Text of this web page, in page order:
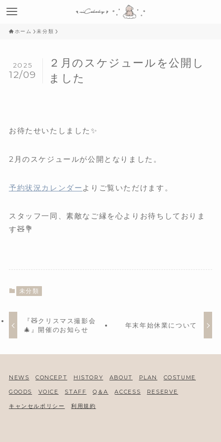
ホーム 未分類
２月のスケジュールを公開し
ました
2025
12/09
お待たせいたしました✨
2月のスケジュールが公開となりました。
予約状況カレンダー よりご覧いただけます。
スタッフ一同、素敵なご縁を心よりお待ちしておりま
す🧸💐
未分類
『🧸クリスマス撮影会
🎄』開催のお知らせ
年末年始休業について
NEWS CONCEPT HISTORY ABOUT PLAN COSTUME
GOODS VOICE STAFF Q＆A ACCESS RESERVE
キャンセルポリシー 利用規約